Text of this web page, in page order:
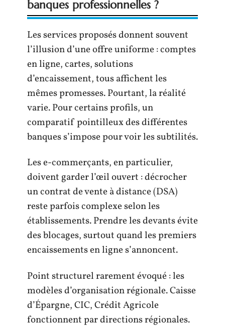
banques professionnelles ?
Les services proposés donnent souvent
l’illusion d’une offre uniforme : comptes
en ligne, cartes, solutions
d’encaissement, tous affichent les
mêmes promesses. Pourtant, la réalité
varie. Pour certains profils, un
comparatif pointilleux des différentes
banques s’impose pour voir les subtilités.
Les e-commerçants, en particulier,
doivent garder l’œil ouvert : décrocher
un contrat de vente à distance (DSA)
reste parfois complexe selon les
établissements. Prendre les devants évite
des blocages, surtout quand les premiers
encaissements en ligne s’annoncent.
Point structurel rarement évoqué : les
modèles d’organisation régionale. Caisse
d’Épargne, CIC, Crédit Agricole
fonctionnent par directions régionales.